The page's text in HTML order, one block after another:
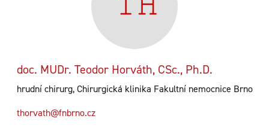
doc. MUDr. Teodor Horváth, CSc., Ph.D.
hrudní chirurg, Chirurgická klinika Fakultní nemocnice Brno
thorvath@fnbrno.cz